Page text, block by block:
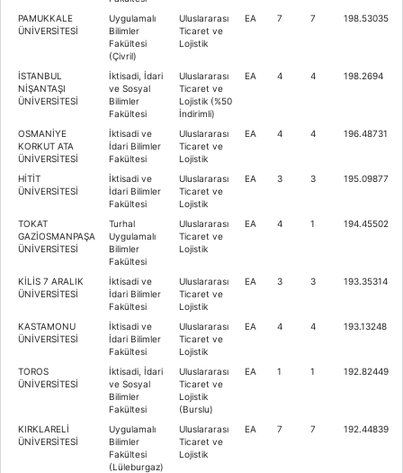
PAMUKKALE
ÜNİVERSİTESİ
Uygulamalı
Bilimler
Fakültesi
(Çivril)
Uluslararası
Ticaret ve
Lojistik
EA 7 7 198.53035
İSTANBUL
NİŞANTAŞI
ÜNİVERSİTESİ
İktisadi, İdari
ve Sosyal
Bilimler
Fakültesi
Uluslararası
Ticaret ve
Lojistik (%50
İndirimli)
EA 4 4 198.2694
OSMANİYE
KORKUT ATA
ÜNİVERSİTESİ
İktisadi ve
İdari Bilimler
Fakültesi
Uluslararası
Ticaret ve
Lojistik
EA 4 4 196.48731
HİTİT
ÜNİVERSİTESİ
İktisadi ve
İdari Bilimler
Fakültesi
Uluslararası
Ticaret ve
Lojistik
EA 3 3 195.09877
TOKAT
GAZİOSMANPAŞA
ÜNİVERSİTESİ
Turhal
Uygulamalı
Bilimler
Fakültesi
Uluslararası
Ticaret ve
Lojistik
EA 4 1 194.45502
KİLİS 7 ARALIK
ÜNİVERSİTESİ
İktisadi ve
İdari Bilimler
Fakültesi
Uluslararası
Ticaret ve
Lojistik
EA 3 3 193.35314
KASTAMONU
ÜNİVERSİTESİ
İktisadi ve
İdari Bilimler
Fakültesi
Uluslararası
Ticaret ve
Lojistik
EA 4 4 193.13248
TOROS
ÜNİVERSİTESİ
İktisadi, İdari
ve Sosyal
Bilimler
Fakültesi
Uluslararası
Ticaret ve
Lojistik
(Burslu)
EA 1 1 192.82449
KIRKLARELİ
ÜNİVERSİTESİ
Uygulamalı
Bilimler
Fakültesi
(Lüleburgaz)
Uluslararası
Ticaret ve
Lojistik
EA 7 7 192.44839